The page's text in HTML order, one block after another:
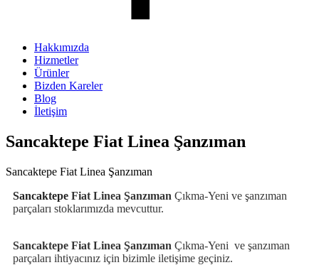
Hakkımızda
Hizmetler
Ürünler
Bizden Kareler
Blog
İletişim
Sancaktepe Fiat Linea Şanzıman
Sancaktepe Fiat Linea Şanzıman
Sancaktepe Fiat Linea Şanzıman Çıkma-Yeni ve şanzıman
parçaları stoklarımızda mevcuttur.
Sancaktepe Fiat Linea Şanzıman Çıkma-Yeni ve şanzıman
parçaları ihtiyacınız için bizimle iletişime geçiniz.